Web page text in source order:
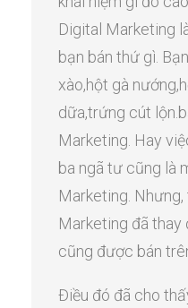
Digital Marketing
bạn bán thứ gì.
xào,hột gà
dữa,trứng cút
Marketing. Hay
ba ngã tư cũng là
Marketing.
Marketing đã thay
cũng được bán
Điều đó đã cho